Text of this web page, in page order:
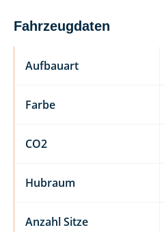
Fahrzeugdaten
Aufbauart
Farbe
CO2
Hubraum
Anzahl Sitze